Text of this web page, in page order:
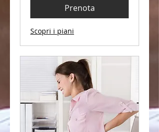
Prenota
Scopri i piani